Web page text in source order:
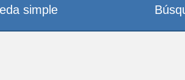
simple